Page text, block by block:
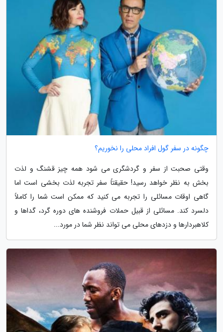
چگونه در سفر گول افراد محلی را نخوریم؟
وقتی صحبت از سفر و گردشگری می شود همه چیز قشنگ و لذت
بخش به نظر خواهد رسید! حقیقتاً سفر تجربه لذت بخشی است اما
گاهی اوقات مسائلی را تجربه می کنید که ممکن است شما را کاملاً
دلسرد کند. مسائلی از قبیل حملات فروشنده های دوره گرد، گداها و
کلاهبردارها و دزدهای محلی می تواند نظر شما در مورد...